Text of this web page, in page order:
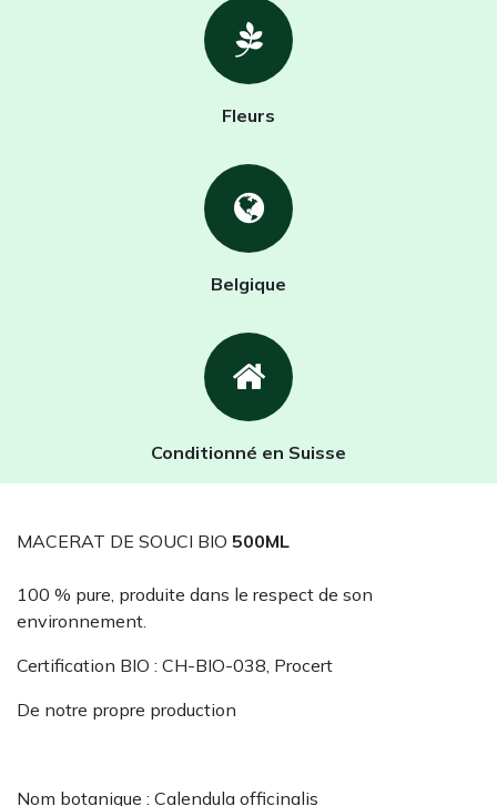
Fleurs
Belgique
Conditionné en Suisse
MACERAT DE SOUCI BIO 500ML
100 % pure, produite dans le respect de son
environnement.
Certification BIO : CH-BIO-038, Procert
De notre propre production
Nom botanique : Calendula officinalis